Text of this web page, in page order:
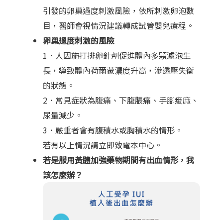
引發的卵巢過度刺激風險，依所刺激卵泡數
目，醫師會視情況建議轉成試管嬰兒療程。
卵巢過度刺激的風險
1．人因施打排卵針劑促進體內多顆濾泡生
長，導致體內荷爾蒙濃度升高，滲透壓失衡
的狀態。
2．常見症狀為腹痛、下腹脹痛、手腳痠麻、
尿量減少。
3．嚴重者會有腹積水或胸積水的情形。
若有以上情況請立即致電本中心。
若是服用黃體加強藥物期間有出血情形，我
該怎麼辦？